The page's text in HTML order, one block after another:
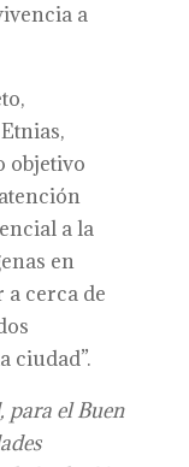
a
objetivo
a la
en
a cerca de
ciudad”.
para el Buen